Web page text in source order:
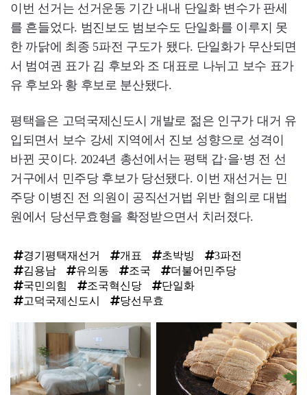
이번 선거는 선거운동 기간 내내 단일화 변수가 판세
를 흔들었다. 범진보도 범보수도 단일화를 이루지 못
한 까닭에 최종 5파전 구도가 됐다. 단일화가 무산되면
서 범여권 표가 김 후보와 조 대표로 나뉘고 보수 표가
유 후보와 황 후보로 분산됐다.
평택을은 고덕국제신도시 개발로 젊은 인구가 대거 유
입되면서 보수 강세 지역에서 진보 성향으로 성격이
바뀐 곳이다. 2024년 총선에서는 평택 갑·을·병 전 선
거구에서 민주당 후보가 당선됐다. 이번 재선거는 민
주당 이병진 전 의원이 공직선거법 위반 혐의로 대법
원에서 당선무효형을 확정받으면서 치러졌다.
경기평택재선거 개표 초박빙
3파전
김용남
유의동 조국
더불어민주당
국민의힘
조국혁신당
단일화
고덕국제신도시
당선무효
라
인